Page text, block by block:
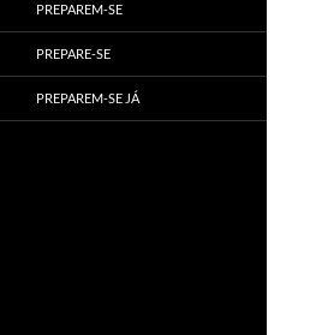
PREPAREM-SE
PREPARE-SE
PREPAREM-SE JÁ